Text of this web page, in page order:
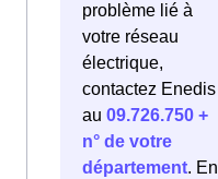
problème lié à
votre réseau
électrique,
contactez Enedis
au 09.726.750 +
n° de votre
département. En